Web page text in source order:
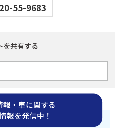
55-9683
を共有する
報・車に関する
報を発信中！